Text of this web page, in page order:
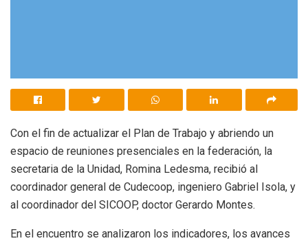
Con el fin de actualizar el Plan de Trabajo y abriendo un
espacio de reuniones presenciales en la federación, la
secretaria de la Unidad, Romina Ledesma, recibió al
coordinador general de Cudecoop, ingeniero Gabriel Isola, y
al coordinador del SICOOP, doctor Gerardo Montes.
En el encuentro se analizaron los indicadores, los avances